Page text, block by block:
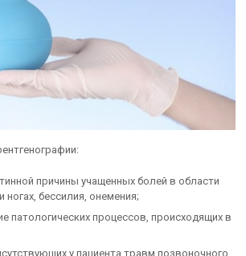
причины учащенных болей в области
ногах, бессилия, онемения;
патологических процессов, происходящих в
у пациента травм позвоночного